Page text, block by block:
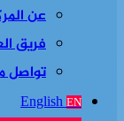
عن
فريق
تواصل
English EN